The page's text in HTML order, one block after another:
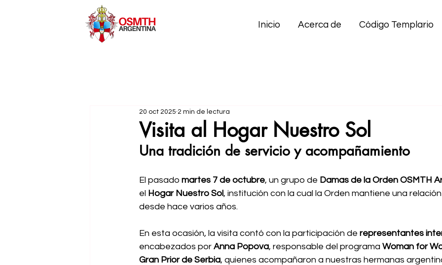
Inicio Acerca de Código Templario
Visita al Hogar Nuestro Sol
20 oct 2025 2 min de lectura
Una tradición de servicio y acompañamiento
El pasado martes 7 de octubre, un grupo de Damas de la Orden OSMTH
el Hogar Nuestro Sol, institución con la cual la Orden mantiene una
desde hace varios años.
En esta ocasión, la visita contó con la participación de representantes
encabezados por Anna Popova, responsable del programa Woman for
Gran Prior de Serbia, quienes acompañaron a nuestras hermanas